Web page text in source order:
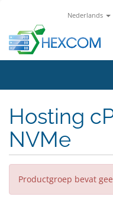
Nederlands
Hosting
NVMe
Productgroep bevat